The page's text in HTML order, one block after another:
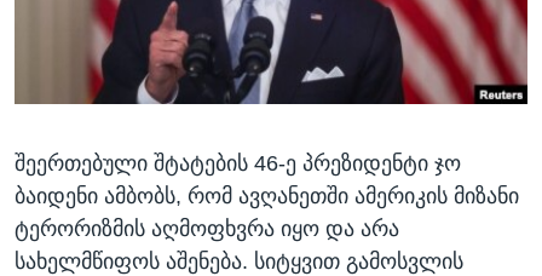
ᲛᲔᲪᲜᲘᲔᲠᲔᲑᲐ
ᲘᲜᲢᲔᲠᲕᲘᲣ
ᲒᲐᲚᲘᲚᲔᲝ
ᲓᲔᲖᲘᲜᲤᲝᲠᲛᲐᲪᲘᲐ
ᲗᲕᲐᲚᲘ ᲒᲕᲐᲓᲔᲕᲜᲔᲗ
შეერთებული შტატების 46-ე პრეზიდენტი ჯო
ბაიდენი ამბობს, რომ ავღანეთში ამერიკის მიზანი
ტერორიზმის აღმოფხვრა იყო და არა
სახელმწიფოს აშენება. სიტყვით გამოსვლის